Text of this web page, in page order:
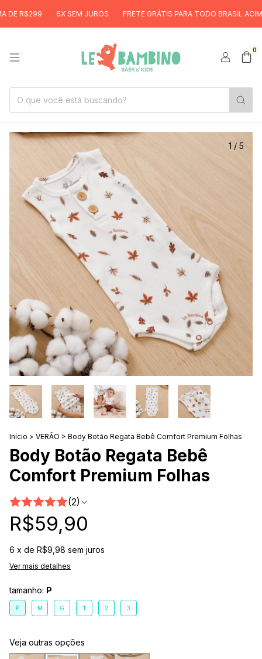
6X SEM JUROS FRETE GRÁTIS PARA TODO BRASIL ACIMA DE
0
1 / 5
Início > VERÃO > Body Botão Regata Bebê Comfort Premium Folhas
Body Botão Regata Bebê
Comfort Premium Folhas
(2)
R$59,90
6 x de R$9,98 sem juros
Ver mais detalhes
tamanho: P
P M G 1 2 3
Veja outras opções